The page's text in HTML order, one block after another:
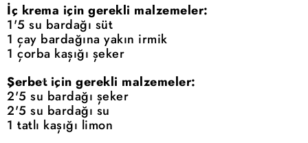
İç krema için gerekli malzemeler:
1'5 su bardağı süt
1 çay bardağına yakın irmik
1 çorba kaşığı şeker
Şerbet için gerekli malzemeler:
2'5 su bardağı şeker
2'5 su bardağı su
1 tatlı kaşığı limon